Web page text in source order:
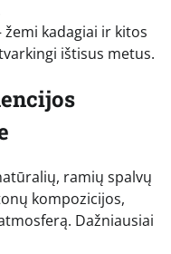
žemi kadagiai ir kitos
ištisus metus.
ramių spalvų
kompozicijos,
Dažniausiai